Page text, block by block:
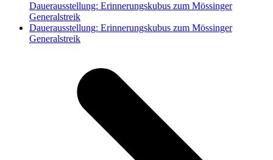
Dauerausstellung: Erinnerungskubus zum Mössinger
Generalstreik
Nächster
Beitrag:
Dauerausstellung: Erinnerungskubus zum Mössinger
Generalstreik